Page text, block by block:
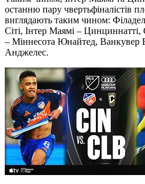
останню пару
виглядають таким чином:
Сіті, Інтер Маямі –
– Міннесота Юнайтед,
Анджелес.